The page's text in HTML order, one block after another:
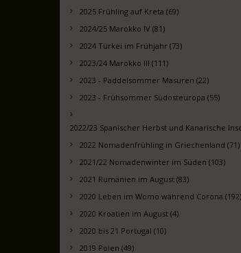
2025 Frühling auf Kreta (69)
2024/25 Marokko IV (81)
2024 Türkei im Frühjahr (73)
2023/24 Marokko III (111)
2023 - Paddelsommer Masuren (22)
2023 - Frühsommer Südosteuropa (55)
2022/23 Spanischer Herbst und Kanarische
2022 Nomadenfrühling in Griechenland (71)
2021/22 Nomadenwinter im Süden (103)
2021 Rumänien im August (83)
2020 Leben im Womo während Corona (192)
2020 Kroatien im August (4)
2020 bis 21 Portugal (10)
2019 Polen (49)